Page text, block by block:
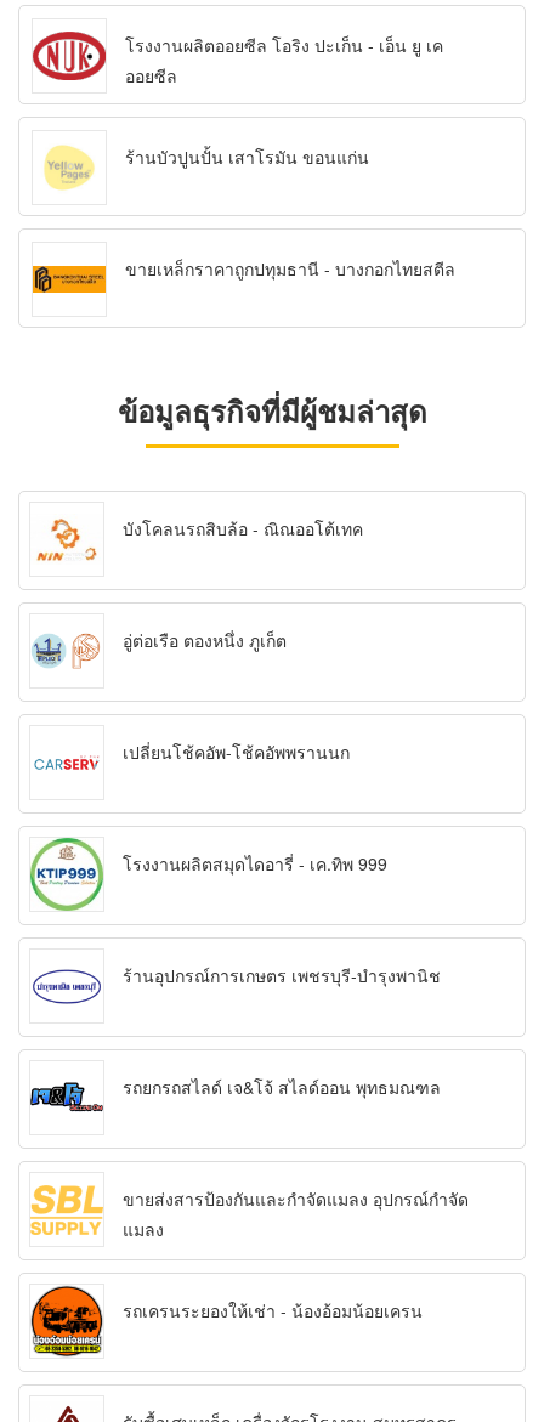
โรงงานผลิตออยซีล โอริง ปะเก็น - เอ็น ยู เค
ออยซีล
ร้านบัวปูนปั้น เสาโรมัน ขอนแก่น
ขายเหล็กราคาถูกปทุมธานี - บางกอกไทยสตีล
ข้อมูลธุรกิจที่มีผู้ชมล่าสุด
บังโคลนรถสิบล้อ - ณิณออโต้เทค
อู่ต่อเรือ ตองหนึ่ง ภูเก็ต
เปลี่ยนโช้คอัพ-โช้คอัพพรานนก
โรงงานผลิตสมุดไดอารี่ - เค.ทิพ 999
ร้านอุปกรณ์การเกษตร เพชรบุรี-บำรุงพานิช
รถยกรถสไลด์ เจ&โจ้ สไลด์ออน พุทธมณฑล
ขายส่งสารป้องกันและกำจัดแมลง อุปกรณ์กำจัด
แมลง
รถเครนระยองให้เช่า - น้องอ้อมน้อยเครน